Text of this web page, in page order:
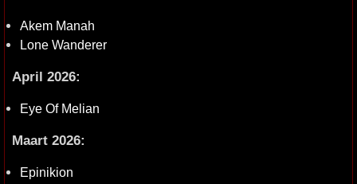
Akem Manah
Lone Wanderer
April 2026:
Eye Of Melian
Maart 2026:
Epinikion